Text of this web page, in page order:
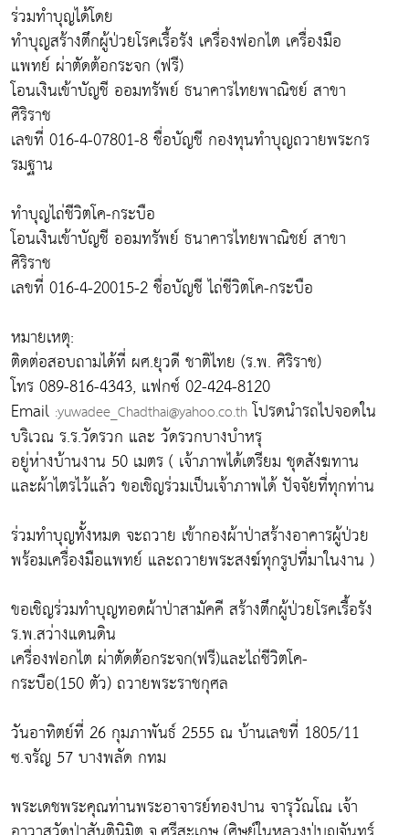
ร่วมทำบุญได้โดย
ทำบุญสร้างตึกผู้ป่วยโรคเรื้อรัง เครื่องฟอกไต เครื่องมือ
แพทย์ ผ่าตัดต้อกระจก (ฟรี)
โอนเงินเข้าบัญชี ออมทรัพย์ ธนาคารไทยพาณิชย์ สาขา
ศิริราช
เลขที่ 016-4-07801-8 ชื่อบัญชี กองทุนทำบุญถวายพระกร
รมฐาน
ทำบุญไถ่ชีวิตโค-กระบือ
โอนเงินเข้าบัญชี ออมทรัพย์ ธนาคารไทยพาณิชย์ สาขา
ศิริราช
เลขที่ 016-4-20015-2 ชื่อบัญชี ไถ่ชีวิตโค-กระบือ
หมายเหตุ:
ติดต่อสอบถามได้ที่ ผศ.ยุวดี ชาติไทย (ร.พ. ศิริราช)
โทร 089-816-4343, แฟกซ์ 02-424-8120
Email :yuwadee_Chadthai@yahoo.co.thโปรดนำรถไปจอดใน
บริเวณ ร.ร.วัดรวก และ วัดรวกบางบำหรุ
อยู่ห่างบ้านงาน 50 เมตร ( เจ้าภาพได้เตรียม ชุดสังฆทาน
และผ้าไตรไว้แล้ว ขอเชิญร่วมเป็นเจ้าภาพได้ ปัจจัยที่ทุกท่าน
ร่วมทำบุญทั้งหมด จะถวาย เข้ากองผ้าป่าสร้างอาคารผู้ป่วย
พร้อมเครื่องมือแพทย์ และถวายพระสงฆ์ทุกรูปที่มาในงาน )
ขอเชิญร่วมทำบุญทอดผ้าป่าสามัคคี สร้างตึกผู้ป่วยโรคเรื้อรัง
ร.พ.สว่างแดนดิน
เครื่องฟอกไต ผ่าตัดต้อกระจก(ฟรี)และไถ่ชีวิตโค-
กระบือ(150 ตัว) ถวายพระราชกุศล
วันอาทิตย์ที่ 26 กุมภาพันธ์ 2555 ณ บ้านเลขที่ 1805/11
ซ.จรัญ 57 บางพลัด กทม
พระเดชพระคุณท่านพระอาจารย์ทองปาน จารุวัณโณ เจ้า